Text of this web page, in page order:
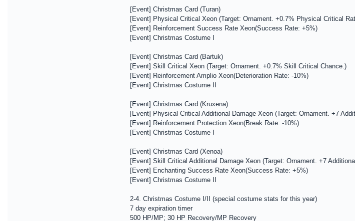
[Event] Christmas Card (Turan)
[Event] Physical Critical Xeon (Target: Ornament. +0.7% Physical Critical
[Event] Reinforcement Success Rate Xeon(Success Rate: +5%)
[Event] Christmas Costume I
[Event] Christmas Card (Bartuk)
[Event] Skill Critical Xeon (Target: Ornament. +0.7% Skill Critical Chance.)
[Event] Reinforcement Amplio Xeon(Deterioration Rate: -10%)
[Event] Christmas Costume II
[Event] Christmas Card (Kruxena)
[Event] Physical Critical Additional Damage Xeon (Target: Ornament. +7
[Event] Reinforcement Protection Xeon(Break Rate: -10%)
[Event] Christmas Costume I
[Event] Christmas Card (Xenoa)
[Event] Skill Critical Additional Damage Xeon (Target: Ornament. +7
[Event] Enchanting Success Rate Xeon(Success Rate: +5%)
[Event] Christmas Costume II
2-4. Christmas Costume I/II (special costume stats for this year)
7 day expiration timer
500 HP/MP; 30 HP Recovery/MP Recovery